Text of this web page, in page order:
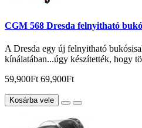
CGM 568 Dresda felnyitható
A Dresda egy új felnyitható
kínálatában...úgy készítették, hogy
59,900Ft 69,900Ft
Kosárba vele